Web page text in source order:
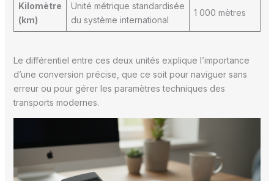
Kilomètre
(km)
Unité métrique standardisée
du système international
1 000 mètres
Le différentiel entre ces deux unités explique l’importance
d’une conversion précise, que ce soit pour naviguer sans
erreur ou pour gérer les paramètres techniques des
transports modernes.